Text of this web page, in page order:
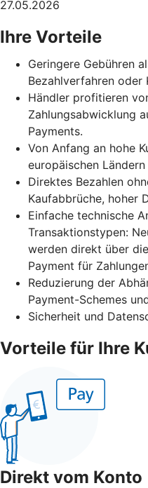
27.05.2026
Ihre Vorteile
Geringere Gebühren
Bezahlverfahren oder
Händler profitieren
Zahlungsabwicklung
Payments.
Von Anfang an hohe
europäischen Ländern
Direktes Bezahlen
Kaufabbrüche, hoher
Einfache technische
Transaktionstypen:
werden direkt über
Payment für
Reduzierung der
Payment-Schemes
Sicherheit und
Vorteile für Ihre
Direkt vom Konto